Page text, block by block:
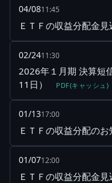
04/0811:45
ＥＴＦの収益分配金
02/2411:30
2026年１月期 決算短
11日）
PDF(キャッシュ)
01/1317:00
ＥＴＦの収益分配の
01/0712:00
ＥＴＦの収益分配金